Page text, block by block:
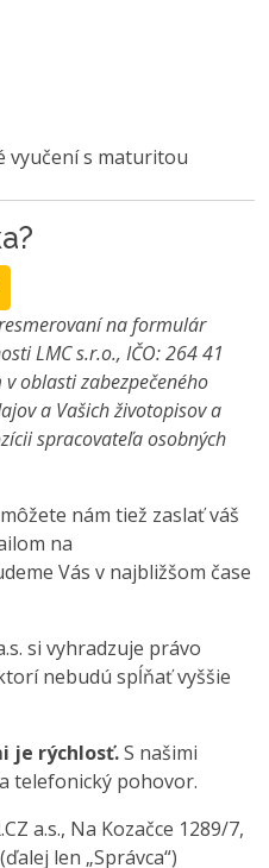
vyučení s maturitou
na formulár
LMC s.r.o., IČO: 264 41
oblasti zabezpečeného
a Vašich životopisov a
spracovateľa osobných
nám tiež zaslať váš
na
Vás v najbližšom čase
si vyhradzuje právo
nebudú spĺňať vyššie
je rýchlosť.S našimi
telefonický pohovor.
a.s., Na Kozačce 1289/7,
len „Správca“)